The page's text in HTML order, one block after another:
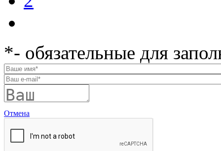
*- обязательные для
Отмена